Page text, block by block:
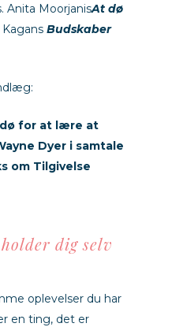
Anita MoorjanisAt dø
Budskaber
for at lære at
Dyer i samtale
om Tilgivelse
dig selv
oplevelser du har
en ting, det er